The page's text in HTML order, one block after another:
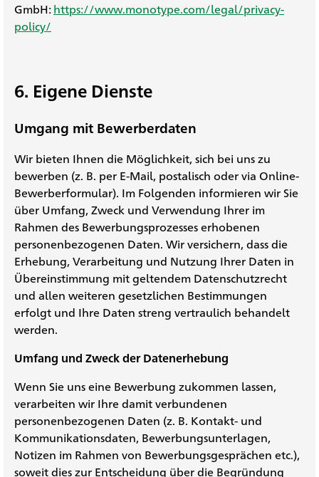
GmbH:https://www.monotype.com/legal/privacy-
policy/
6. Eigene Dienste
Umgang mit Bewerberdaten
Wir bieten Ihnen die Möglichkeit, sich bei uns zu
bewerben (z. B. per E-Mail, postalisch oder via Online-
Bewerberformular). Im Folgenden informieren wir Sie
über Umfang, Zweck und Verwendung Ihrer im
Rahmen des Bewerbungsprozesses erhobenen
personenbezogenen Daten. Wir versichern, dass die
Erhebung, Verarbeitung und Nutzung Ihrer Daten in
Übereinstimmung mit geltendem Datenschutzrecht
und allen weiteren gesetzlichen Bestimmungen
erfolgt und Ihre Daten streng vertraulich behandelt
werden.
Umfang und Zweck der Datenerhebung
Wenn Sie uns eine Bewerbung zukommen lassen,
verarbeiten wir Ihre damit verbundenen
personenbezogenen Daten (z. B. Kontakt- und
Kommunikationsdaten, Bewerbungsunterlagen,
Notizen im Rahmen von Bewerbungsgesprächen etc.),
soweit dies zur Entscheidung über die Begründung